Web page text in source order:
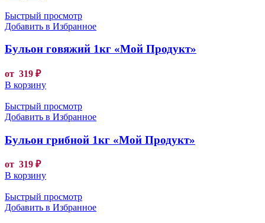
Быстрый просмотр
Добавить в Избранное
Бульон говяжий 1кг «Мой Продукт»
от 319 ₽
В корзину
Быстрый просмотр
Добавить в Избранное
Бульон грибной 1кг «Мой Продукт»
от 319 ₽
В корзину
Быстрый просмотр
Добавить в Избранное